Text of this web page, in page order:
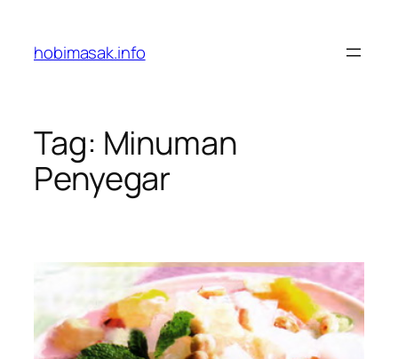
content
hobimasak.info
Tag: Minuman
Penyegar